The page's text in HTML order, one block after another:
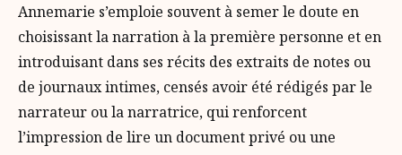
Annemarie s’emploie souvent à semer le doute en
choisissant la narration à la première personne et en
introduisant dans ses récits des extraits de notes ou
de journaux intimes, censés avoir été rédigés par le
narrateur ou la narratrice, qui renforcent
l’impression de lire un document privé ou une